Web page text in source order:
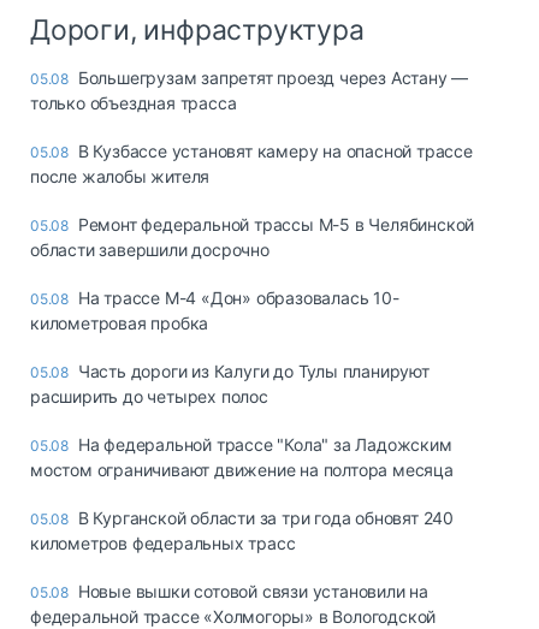
Дороги, инфраструктура
05.08 Большегрузам запретят проезд через Астану —
только объездная трасса
05.08 В Кузбассе установят камеру на опасной трассе
после жалобы жителя
05.08 Ремонт федеральной трассы М-5 в Челябинской
области завершили досрочно
05.08 На трассе М-4 «Дон» образовалась 10-
километровая пробка
05.08 Часть дороги из Калуги до Тулы планируют
расширить до четырех полос
05.08 На федеральной трассе "Кола" за Ладожским
мостом ограничивают движение на полтора месяца
05.08 В Курганской области за три года обновят 240
километров федеральных трасс
05.08 Новые вышки сотовой связи установили на
федеральной трассе «Холмогоры» в Вологодской